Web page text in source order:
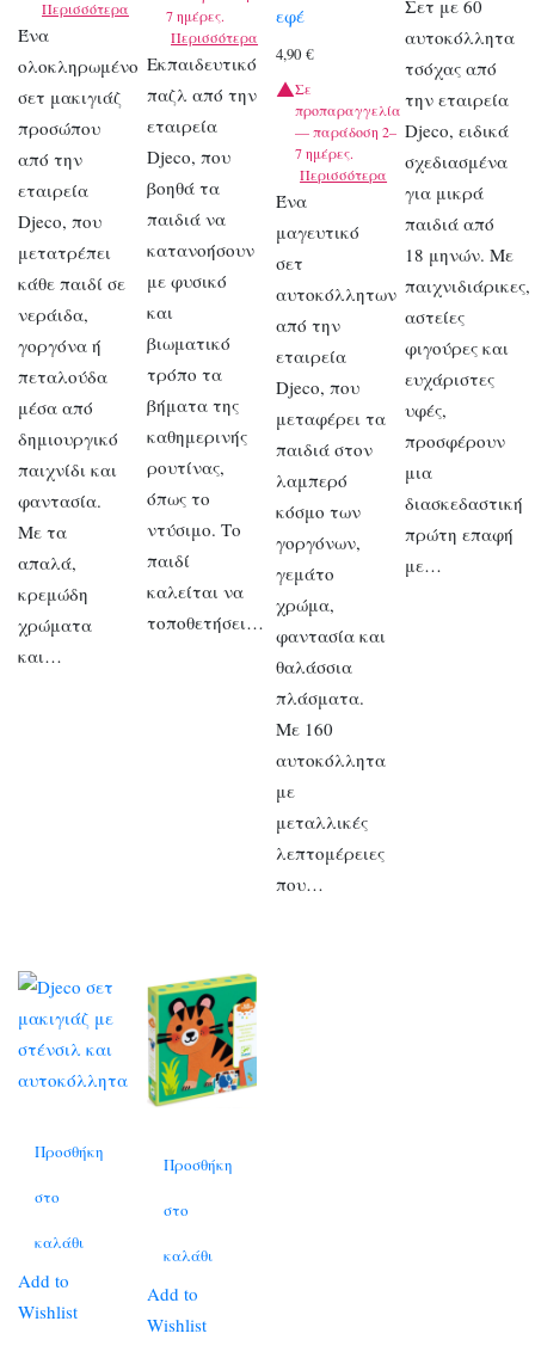
Περισσότερα
Ένα
ολοκληρωμένο
σετ μακιγιάζ
προσώπου
από την
εταιρεία
Djeco, που
μετατρέπει
κάθε παιδί σε
νεράιδα,
γοργόνα ή
πεταλούδα
μέσα από
δημιουργικό
παιχνίδι και
φαντασία.
Με τα
απαλά,
κρεμώδη
χρώματα
και…
7 ημέρες.
Περισσότερα
Εκπαιδευτικό
παζλ από την
εταιρεία
Djeco, που
βοηθά τα
παιδιά να
κατανοήσουν
με φυσικό
και
βιωματικό
τρόπο τα
βήματα της
καθημερινής
ρουτίνας,
όπως το
ντύσιμο. Το
παιδί
καλείται να
τοποθετήσει…
εφέ
4,90€
Σε
προπαραγγελία
— παράδοση 2–
7 ημέρες.
Περισσότερα
Ένα
μαγευτικό
σετ
αυτοκόλλητων
από την
εταιρεία
Djeco, που
μεταφέρει τα
παιδιά στον
λαμπερό
κόσμο των
γοργόνων,
γεμάτο
χρώμα,
φαντασία και
θαλάσσια
πλάσματα.
Με 160
αυτοκόλλητα
με
μεταλλικές
λεπτομέρειες
που…
Σετ με 60
αυτοκόλλητα
τσόχας από
την εταιρεία
Djeco, ειδικά
σχεδιασμένα
για μικρά
παιδιά από
18 μηνών. Με
παιχνιδιάρικες,
αστείες
φιγούρες και
ευχάριστες
υφές,
προσφέρουν
μια
διασκεδαστική
πρώτη επαφή
με…
Προσθήκη
στο
καλάθι
Add to
Wishlist
Προσθήκη
στο
καλάθι
Add to
Wishlist